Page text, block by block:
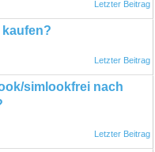
simlookfrei nach